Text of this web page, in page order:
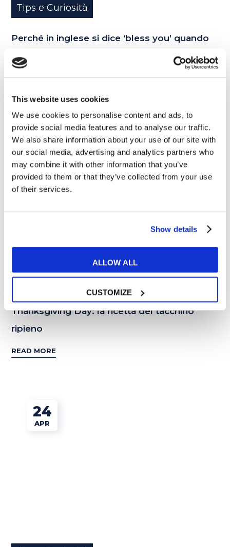
This website uses cookies
We use cookies to personalise content and ads, to
provide social media features and to analyse our traffic.
We also share information about your use of our site with
our social media, advertising and analytics partners who
may combine it with other information that you’ve
provided to them or that they’ve collected from your use
of their services.
Show details
ALLOW ALL
CUSTOMIZE
Tips e Curiosità
Perché in inglese si dice ‘bless you’ quando
qualcuno starnutisce?
READ MORE
23
NOV
Tips e Curiosità
Thanksgiving Day: la ricetta del tacchino
ripieno
READ MORE
24
APR